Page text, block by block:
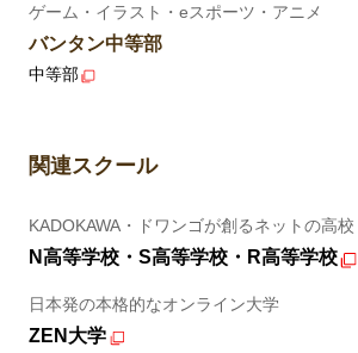
ゲーム・イラスト・eスポーツ・アニメ
バンタン中等部
中等部
関連スクール
KADOKAWA・ドワンゴが創るネットの高校
N高等学校・S高等学校・R高等学校
日本発の本格的なオンライン大学
ZEN大学